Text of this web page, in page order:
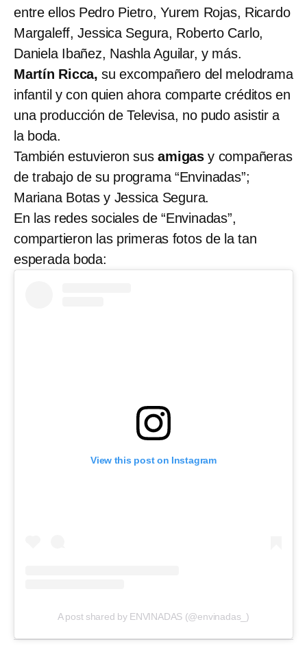
entre ellos Pedro Pietro, Yurem Rojas, Ricardo
Margaleff, Jessica Segura, Roberto Carlo,
Daniela Ibañez, Nashla Aguilar, y más.
Martín Ricca, su excompañero del melodrama
infantil y con quien ahora comparte créditos en
una producción de Televisa, no pudo asistir a
la boda.
También estuvieron susamigas y compañeras
de trabajo de su programa “Envinadas”;
Mariana Botas y Jessica Segura.
En las redes sociales de “Envinadas”,
compartieron las primeras fotos de la tan
esperada boda:
View this post on Instagram
A post shared by ENVINADAS (@envinadas_)